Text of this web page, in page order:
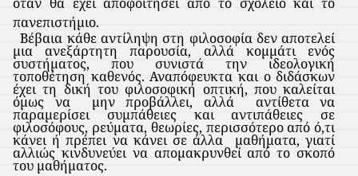
πανεπιστήμιο.
Βέβαια κάθε αντίληψη στη φιλοσοφία δεν αποτελεί
μια ανεξάρτητη παρουσία, αλλά κομμάτι ενός
συστήματος, που συνιστά την ιδεολογική
τοποθέτηση καθενός. Αναπόφευκτα και ο διδάσκων
έχει τη δική του φιλοσοφική οπτική, που καλείται
όμως να μην προβάλλει, αλλά αντίθετα να
παραμερίσει συμπάθειες και αντιπάθειες σε
φιλοσόφους, ρεύματα, θεωρίες, περισσότερο από ό,τι
κάνει ή πρέπει να κάνει σε άλλα μαθήματα, γιατί
αλλιώς κινδυνεύει να απομακρυνθεί από το σκοπό
του μαθήματος.